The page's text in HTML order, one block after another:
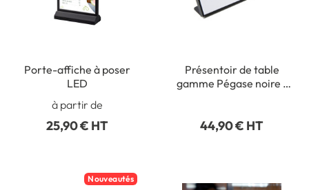
Porte-affiche à poser
LED
à partir de
25,90 € HT
Présentoir de table
gamme Pégase noire -
44,90 € HT
Nouveautés